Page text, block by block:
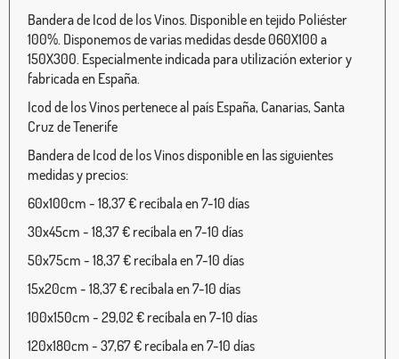
Bandera de Icod de los Vinos. Disponible en tejido Poliéster
100%. Disponemos de varias medidas desde 060X100 a
150X300. Especialmente indicada para utilización exterior y
fabricada en España.
Icod de los Vinos pertenece al país España, Canarias, Santa
Cruz de Tenerife
Bandera de Icod de los Vinos disponible en las siguientes
medidas y precios:
60x100cm - 18,37 € recíbala en 7-10 días
30x45cm - 18,37 € recíbala en 7-10 días
50x75cm - 18,37 € recíbala en 7-10 días
15x20cm - 18,37 € recíbala en 7-10 días
100x150cm - 29,02 € recíbala en 7-10 días
120x180cm - 37,67 € recíbala en 7-10 días